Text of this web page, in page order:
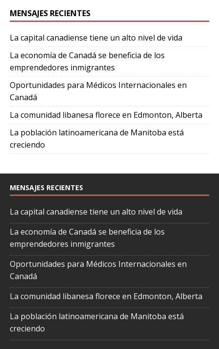
MENSAJES RECIENTES
La capital canadiense tiene un alto nivel de vida
La economía de Canadá se beneficia de los
emprendedores inmigrantes
Oportunidades para Médicos Internacionales en
Canadá
La comunidad libanesa florece en Edmonton, Alberta
La población latinoamericana de Manitoba está
creciendo
MENSAJES RECIENTES
La capital canadiense tiene un alto nivel de vida
La economía de Canadá se beneficia de los
emprendedores inmigrantes
Oportunidades para Médicos Internacionales en
Canadá
La comunidad libanesa florece en Edmonton, Alberta
La población latinoamericana de Manitoba está
creciendo